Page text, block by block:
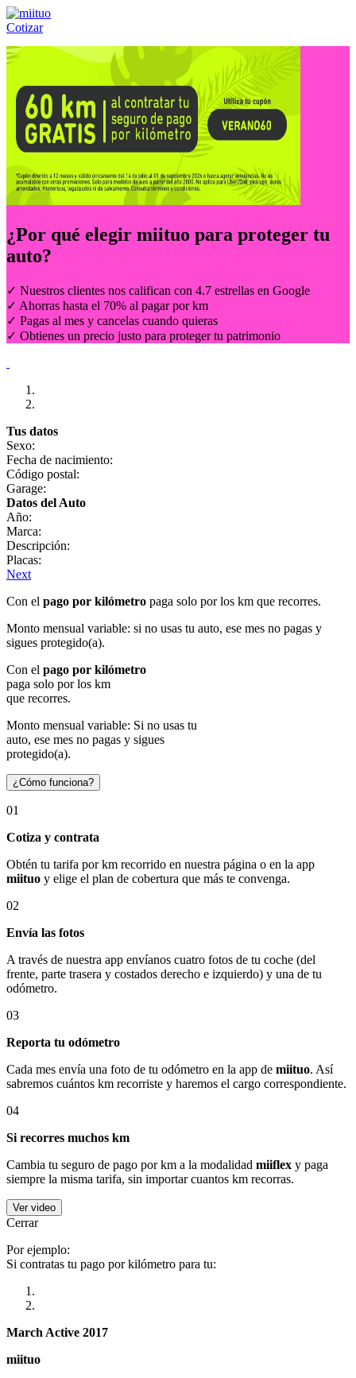
Cotizar
Llámanos al:(55) 84-21-05-00 ó
¿Por qué elegir miituo para proteger tu
auto?
✓ Nuestros clientes nos califican con 4.7 estrellas en Google
✓ Ahorras hasta el 70% al pagar por km
✓ Pagas al mes y cancelas cuando quieras
✓ Obtienes un precio justo para proteger tu patrimonio
Tus datos
Sexo:
Fecha de nacimiento:
Código postal:
Garage:
Datos del Auto
Año:
Marca:
Descripción:
Placas:
Next
Con el pago por kilómetro paga solo por los km que recorres.
Monto mensual variable: si no usas tu auto, ese mes no pagas y
sigues protegido(a).
Con el pago por kilómetro
paga solo por los km
que recorres.
Monto mensual variable: Si no usas tu
auto, ese mes no pagas y sigues
protegido(a).
¿Cómo funciona?
01
Cotiza y contrata
Obtén tu tarifa por km recorrido en nuestra página o en la app
miituo y elige el plan de cobertura que más te convenga.
02
Envía las fotos
A través de nuestra app envíanos cuatro fotos de tu coche (del
frente, parte trasera y costados derecho e izquierdo) y una de tu
odómetro.
03
Reporta tu odómetro
Cada mes envía una foto de tu odómetro en la app de miituo. Así
sabremos cuántos km recorriste y haremos el cargo correspondiente.
04
Si recorres muchos km
Cambia tu seguro de pago por km a la modalidad miiflex y paga
siempre la misma tarifa, sin importar cuantos km recorras.
Ver video
Cerrar
Por ejemplo:
Si contratas tu pago por kilómetro para tu:
March Active 2017
miituo